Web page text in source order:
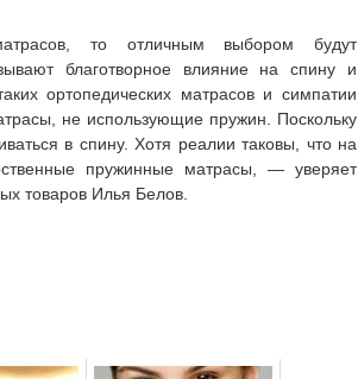
то отличным выбором будут
благотворное влияние на спину и
ортопедических матрасов и симпатии
не использующие пружин. Поскольку
в спину. Хотя реалии таковы, что на
пружинные матрасы, — уверяет
товаров Илья Белов.